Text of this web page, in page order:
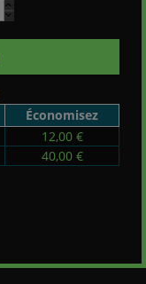
Économisez
12,00 €
40,00 €